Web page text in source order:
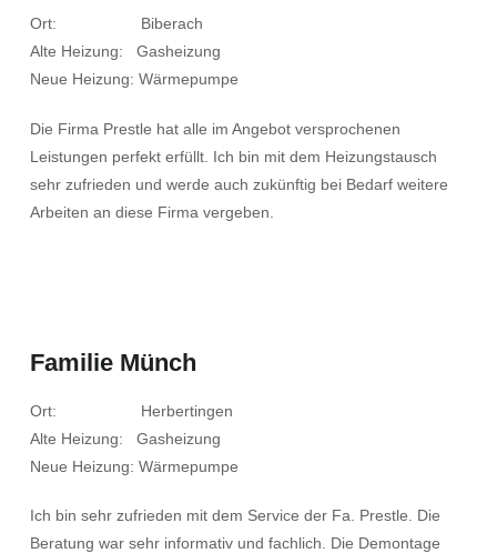
Ort: Biberach
Alte Heizung: Gasheizung
Neue Heizung: Wärmepumpe
Die Firma Prestle hat alle im Angebot versprochenen
Leistungen perfekt erfüllt. Ich bin mit dem Heizungstausch
sehr zufrieden und werde auch zukünftig bei Bedarf weitere
Arbeiten an diese Firma vergeben.
Familie Münch
Ort: Herbertingen
Alte Heizung: Gasheizung
Neue Heizung: Wärmepumpe
Ich bin sehr zufrieden mit dem Service der Fa. Prestle. Die
Beratung war sehr informativ und fachlich. Die Demontage